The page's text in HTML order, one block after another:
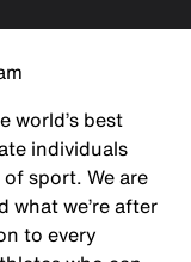
world’s best
individuals
sport. We are
what we’re after
to every